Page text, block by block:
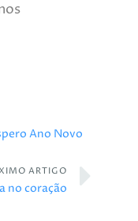
Ano Novo
ARTIGO
no coração